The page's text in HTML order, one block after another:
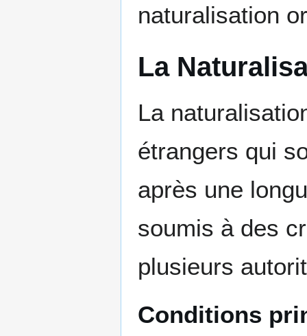
naturalisation
La
La
étrangers qui
après une
soumis à des
plusieurs
Conditions